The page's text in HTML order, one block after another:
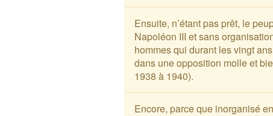
Ensuite, n’étant pas prêt, le
Napoléon III et sans
hommes qui durant les vingt
dans une opposition molle et
1938 à 1940).
Encore, parce que inorganisé